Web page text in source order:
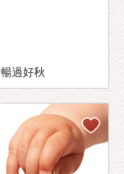
過好秋